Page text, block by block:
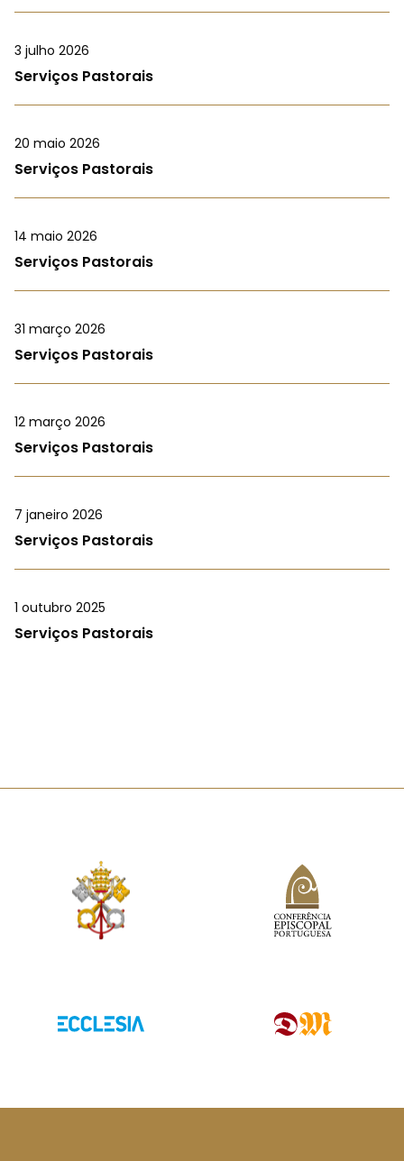
3 julho 2026
Serviços Pastorais
20 maio 2026
Serviços Pastorais
14 maio 2026
Serviços Pastorais
31 março 2026
Serviços Pastorais
12 março 2026
Serviços Pastorais
7 janeiro 2026
Serviços Pastorais
1 outubro 2025
Serviços Pastorais